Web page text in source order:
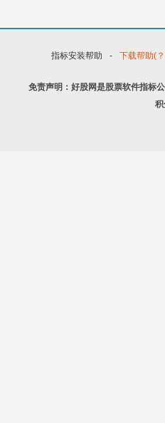
指标安装帮助 - 下载帮助(
免责声明：好股网是股票软件指标